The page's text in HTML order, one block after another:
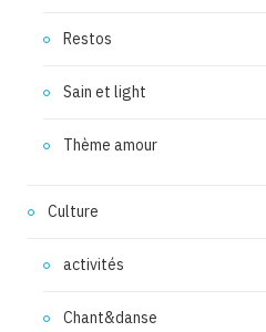
Restos
Sain et light
Thème amour
Culture
activités
Chant&danse